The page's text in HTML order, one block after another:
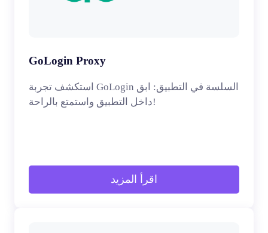
GoLogin Proxy
استكشف تجربة GoLogin السلسة في التطبيق: ابق
داخل التطبيق واستمتع بالراحة!
اقرأ المزيد